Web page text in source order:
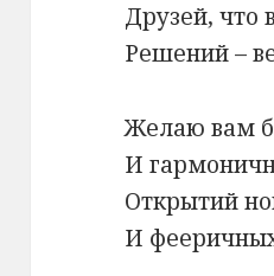
Друзей, что
Решений –
Желаю вам
И
Открытий
И